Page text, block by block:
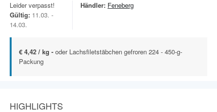
Leider verpasst!
Gültig: 11.03. -
14.03.
Händler: Feneberg
€ 4,42 / kg - oder Lachsfiletstäbchen gefroren 224 - 450-g-
Packung
HIGHLIGHTS